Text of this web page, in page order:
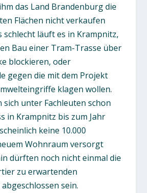
das Land Brandenburg die
Flächen nicht verkaufen
schlecht läuft es in Krampnitz,
Bau einer Tram-Trasse über
blockieren, oder
gegen die mit dem Projekt
klagen wollen.
sich unter Fachleuten schon
in Krampnitz bis zum Jahr
keine 10.000
Wohnraum versorgt
dürften noch nicht einmal die
zu erwartenden
sein.